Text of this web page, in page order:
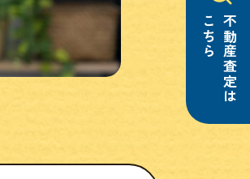
不動産査定は
こちら